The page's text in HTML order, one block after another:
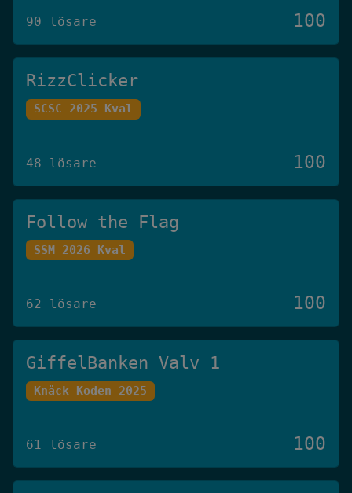
90 lösare 100
RizzClicker
SCSC 2025 Kval
48 lösare 100
Follow the Flag
SSM 2026 Kval
62 lösare 100
GiffelBanken Valv 1
Knäck Koden 2025
61 lösare 100